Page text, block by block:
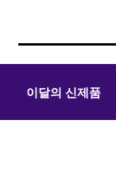
이달의 신제품